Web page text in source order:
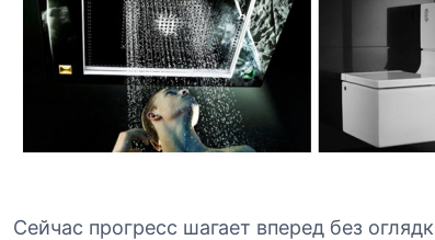
Сейчас прогресс шагает вперед без